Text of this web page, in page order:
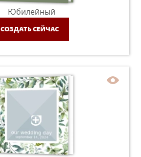
Юбилейный
СОЗДАТЬ СЕЙЧАС